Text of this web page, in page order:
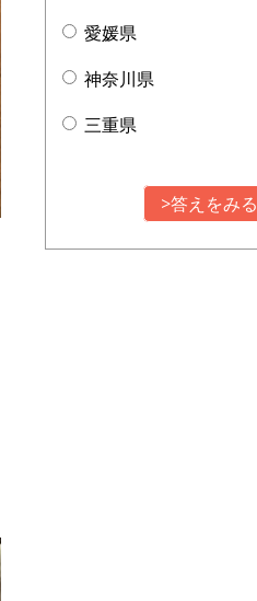
愛媛県
神奈川県
三重県
>答えをみる